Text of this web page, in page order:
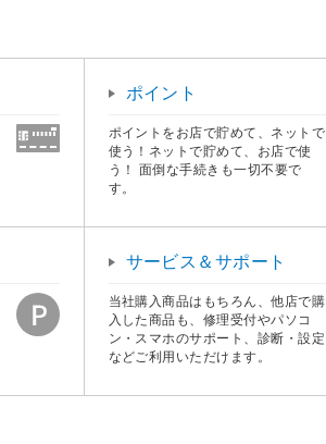
ポイント
ポイントをお店で貯めて、ネットで
使う！ネットで貯めて、お店で使
う！ 面倒な手続きも一切不要で
す。
サービス＆サポート
当社購入商品はもちろん、他店で購
入した商品も、修理受付やパソコ
ン・スマホのサポート、診断・設定
などご利用いただけます。